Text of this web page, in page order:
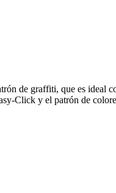
de graffiti, que es ideal
Click y el patrón de